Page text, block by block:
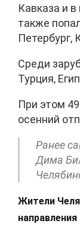
Кавказа и в
также
Петербург,
Среди
Турция,
При этом
осенний
Ранее
Дима
Жители